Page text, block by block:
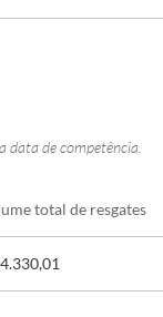
data de competência.
total de resgates